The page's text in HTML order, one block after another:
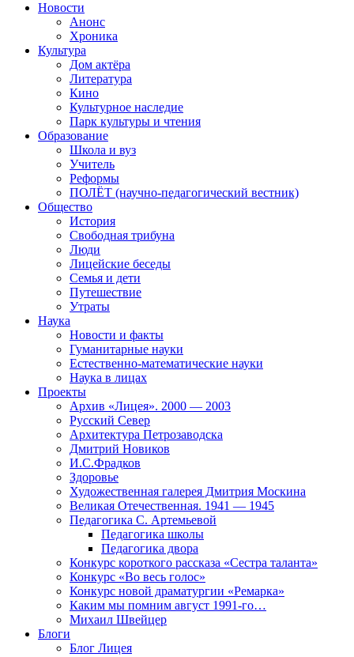
Новости
Анонс
Хроника
Культура
Дом актёра
Литература
Кино
Культурное наследие
Парк культуры и чтения
Образование
Школа и вуз
Учитель
Реформы
ПОЛЁТ (научно-педагогический вестник)
Общество
История
Свободная трибуна
Люди
Лицейские беседы
Семья и дети
Путешествие
Утраты
Наука
Новости и факты
Гуманитарные науки
Естественно-математические науки
Наука в лицах
Проекты
Архив «Лицея». 2000 — 2003
Русский Север
Архитектура Петрозаводска
Дмитрий Новиков
И.С.Фрадков
Здоровье
Художественная галерея Дмитрия Москина
Великая Отечественная. 1941 — 1945
Педагогика С. Артемьевой
Педагогика школы
Педагогика двора
Конкурс короткого рассказа «Сестра таланта»
Конкурс «Во весь голос»
Конкурс новой драматургии «Ремарка»
Каким мы помним август 1991-го…
Михаил Швейцер
Блоги
Блог Лицея